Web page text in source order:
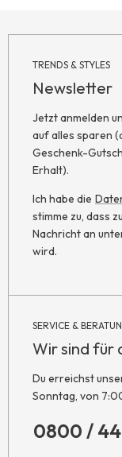
TRENDS & STYLES
Newsletter
Jetzt anmelden
auf alles sparen
Geschenk-
Erhalt).
Ich habe die
stimme zu, dass
Nachricht an
wird.
SERVICE &
Wir sind für
Du erreichst
Sonntag, von
0800 /